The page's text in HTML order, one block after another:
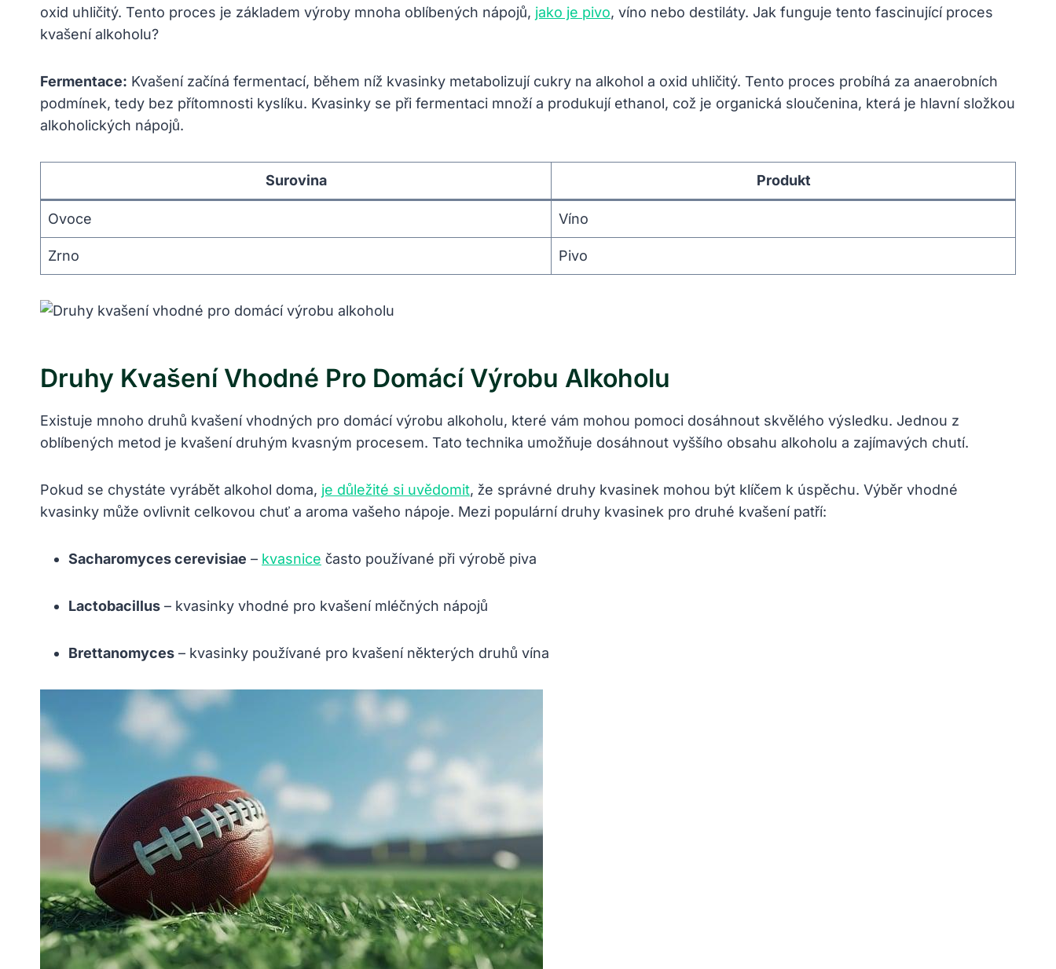
oxid uhličitý. Tento proces je základem výroby mnoha oblíbených nápojů, jako je pivo, víno nebo destiláty. Jak funguje tento fascinující proces
kvašení alkoholu?
Fermentace: Kvašení začíná fermentací, během níž kvasinky metabolizují cukry na alkohol a oxid uhličitý. Tento proces probíhá za anaerobních
podmínek, tedy bez přítomnosti kyslíku. Kvasinky se při fermentaci množí a produkují ethanol, což je organická sloučenina, která je hlavní složkou
alkoholických nápojů.
Surovina Produkt
Ovoce Víno
Zrno Pivo
Druhy Kvašení Vhodné Pro Domácí Výrobu Alkoholu
Existuje mnoho druhů kvašení vhodných pro domácí výrobu alkoholu, které vám mohou pomoci dosáhnout skvělého výsledku. Jednou z
oblíbených metod je kvašení druhým kvasným procesem. Tato technika umožňuje dosáhnout vyššího obsahu alkoholu a zajímavých chutí.
Pokud se chystáte vyrábět alkohol doma, je důležité si uvědomit, že správné druhy kvasinek mohou být klíčem k úspěchu. Výběr vhodné
kvasinky může ovlivnit celkovou chuť a aroma vašeho nápoje. Mezi populární druhy kvasinek pro druhé kvašení patří:
Sacharomyces cerevisiae – kvasnice často používané při výrobě piva
Lactobacillus – kvasinky vhodné pro kvašení mléčných nápojů
Brettanomyces – kvasinky používané pro kvašení některých druhů vína